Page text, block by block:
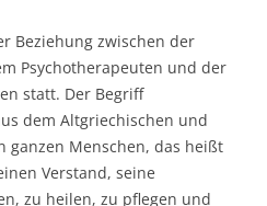
Beziehung zwischen der
Psychotherapeuten und der
statt. Der Begriff
dem Altgriechischen und
Menschen, das heißt
Verstand, seine
zu heilen, zu pflegen und